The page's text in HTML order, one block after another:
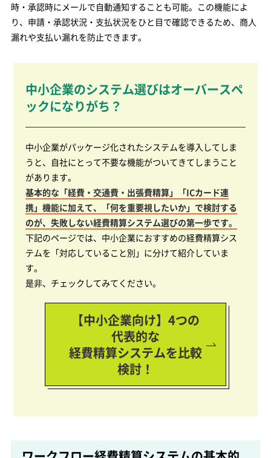
時・承認時にメールで自動通知することも可能。この機能によ
り、申請・承認状況・支払状況をひと目で確認できるため、商人
漏れや支払い漏れを防止できます。
中小企業のシステム選びはオーバースペ
ックになりがち？
中小企業がパッケージ化されたシステムを導入してしま
うと、自社にとって不要な機能がついてきてしまうこと
があります。
基本的な「経費・交通費・出張費精算」「ICカード連
携」機能に加えて、「何を重要視したいか」で検討する
のが、失敗しない経費精算システム選びの第一歩です。
下記のページでは、中小企業におすすめの経費精算シス
テムを「対応していること別」に分けて紹介していま
す。
是非、チェックしてみてください。
【中小企業向け】4つの
代表的な
経費精算システムを比較
検討！